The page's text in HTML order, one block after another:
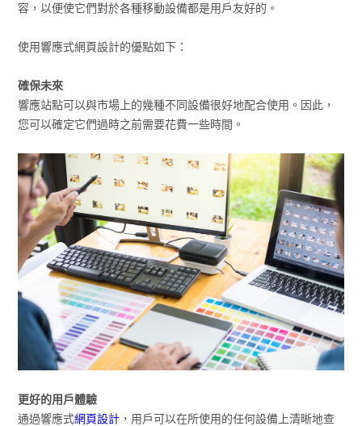
容，以便使它們對於各種移動設備都是用戶友好的。
使用響應式網頁設計的優點如下：
確保未來
響應站點可以與市場上的幾種不同設備很好地配合使用。因此，
您可以確定它們過時之前需要花費一些時間。
更好的用戶體驗
通過響應式網頁設計 ，用戶可以在所使用的任何設備上清晰地查